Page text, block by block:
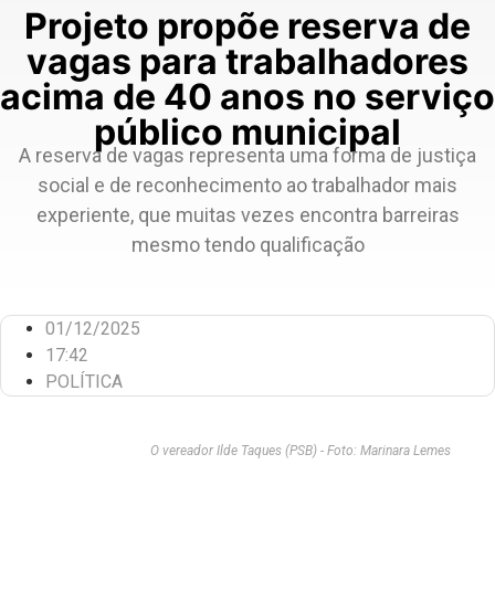
Projeto propõe reserva de
vagas para trabalhadores
acima de 40 anos no serviço
público municipal
A reserva de vagas representa uma forma de justiça
social e de reconhecimento ao trabalhador mais
experiente, que muitas vezes encontra barreiras
mesmo tendo qualificação
01/12/2025
17:42
POLÍTICA
O vereador Ilde Taques (PSB) - Foto: Marinara Lemes